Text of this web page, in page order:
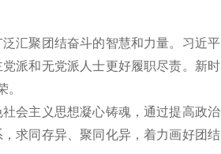
汇聚团结奋斗的智慧和力量。习近平
派和无党派人士更好履职尽责。新时
会主义思想凝心铸魂，通过提高政治
求同存异、聚同化异，着力画好团结